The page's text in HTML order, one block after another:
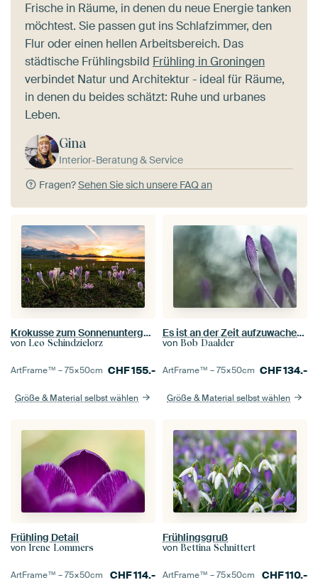
Frische in Räume, in denen du neue Energie tanken
möchtest. Sie passen gut ins Schlafzimmer, den
Flur oder einen hellen Arbeitsbereich. Das
städtische Frühlingsbild Frühling in Groningen
verbindet Natur und Architektur - ideal für Räume,
in denen du beides schätzt: Ruhe und urbanes
Leben.
Gina
Interior-Beratung & Service
Fragen?Sehen Sie sich unsere FAQ an
Krokusse zum Sonnenuntergang am Hopfensee im Allgäu
von Leo Schindzielorz
ArtFrame™ –75×50cm CHF155.-
Größe & Material selbst wählen
Es ist an der Zeit aufzuwachen ...
von Bob Daalder
ArtFrame™ –75×50cm CHF134.-
Größe & Material selbst wählen
Frühling Detail
von Irene Lommers
ArtFrame™ –75×50cm CHF114.-
Frühlingsgruß
von Bettina Schnittert
ArtFrame™ –75×50cm CHF110.-